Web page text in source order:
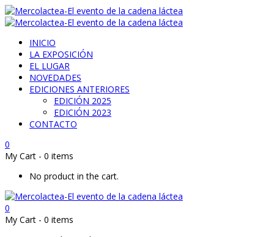
INICIO
LA EXPOSICIÓN
EL LUGAR
NOVEDADES
EDICIONES ANTERIORES
EDICIÓN 2025
EDICIÓN 2023
CONTACTO
0
My Cart - 0 items
No product in the cart.
0
My Cart - 0 items